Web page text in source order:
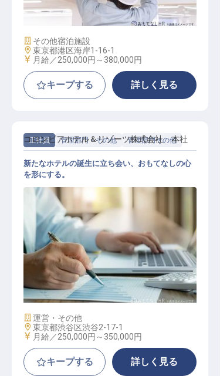
施設業態
その他宿泊施設
勤務地
東京都港区海岸1-16-1
給与
月給／250,000円～ 380,000円
キープする 詳しく見る
正社員 管理部門・その他 管理部門その他
ホテル開業プロジェクトスタッフ
コロンビアホテル＆リゾーツ株式会社 本社
新たなホテルの誕生に立ち会い、おもてなしの心
を形にする。
施設業態
運営・その他
勤務地
東京都渋谷区渋谷2-17-1
給与
月給／250,000円～ 350,000円
キープする 詳しく見る